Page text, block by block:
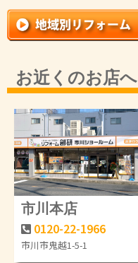
お近くのお店へ
市川本店
0120-22-1966
市川市鬼越1-5-1